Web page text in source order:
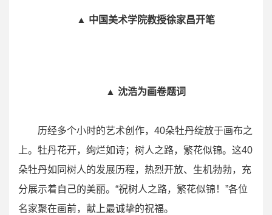
▲ 中国美术学院教授徐家昌开笔
▲ 沈浩为画卷题词
历经多个小时的艺术创作，40朵牡丹绽放于画布之
上。牡丹花开，绚烂如诗；树人之路，繁花似锦。这40
朵牡丹如同树人的发展历程，热烈开放、生机勃勃，充
分展示着自己的美丽。“祝树人之路，繁花似锦！”各位
名家聚在画前，献上最诚挚的祝福。